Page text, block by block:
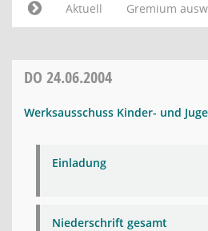
Aktuell
Gremium
DO 24.06.2004
Werksausschuss Kinder- und
Einladung
Niederschrift gesamt